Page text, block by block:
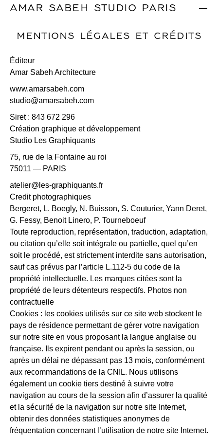
AMAR SABEH STUDIO PARIS |
MENTIONS LÉGALES ET CRÉDITS
Éditeur
Amar Sabeh Architecture
www.amarsabeh.com
studio@amarsabeh.com
Siret : 843 672 296
Création graphique et développement
Studio Les Graphiquants
75, rue de la Fontaine au roi
75011 — PARIS
atelier@les-graphiquants.fr
Credit photographiques
Bergeret, L. Boegly, N. Buisson, S. Couturier, Yann Deret,
G. Fessy, Benoit Linero, P. Tourneboeuf
Toute reproduction, représentation, traduction, adaptation,
ou citation qu’elle soit intégrale ou partielle, quel qu’en
soit le procédé, est strictement interdite sans autorisation,
sauf cas prévus par l’article L.112-5 du code de la
propriété intellectuelle. Les marques citées sont la
propriété de leurs détenteurs respectifs. Photos non
contractuelle
Cookies : les cookies utilisés sur ce site web stockent le
pays de résidence permettant de gérer votre navigation
sur notre site en vous proposant la langue anglaise ou
française. Ils expirent pendant ou après la session, ou
après un délai ne dépassant pas 13 mois, conformément
aux recommandations de la CNIL. Nous utilisons
également un cookie tiers destiné à suivre votre
navigation au cours de la session afin d’assurer la qualité
et la sécurité de la navigation sur notre site Internet,
obtenir des données statistiques anonymes de
fréquentation concernant l’utilisation de notre site Internet.